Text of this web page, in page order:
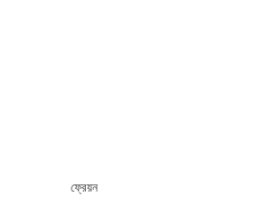
ফ্রেয়ন